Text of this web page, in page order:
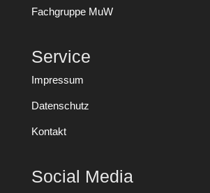
Fachgruppe MuW
Service
Impressum
Datenschutz
Kontakt
Social Media